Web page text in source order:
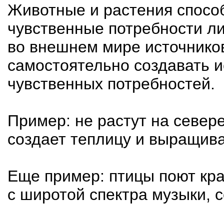
Животные и растения
чувственные потребности
во внешнем мире
самостоятельно создавать
чувственных потребностей.
Пример: не растут на
создает теплицу и
Еще пример: птицы поют
с широтой спектра музыки,